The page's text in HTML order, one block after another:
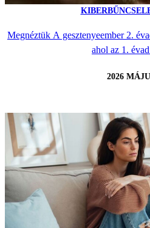
Megnéztük A gesztenyeember 2.
ahol az 1.
2026